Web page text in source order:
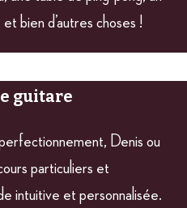
bien d’autres choses !
guitare
Denis ou
particuliers et
intuitive et personnalisée.